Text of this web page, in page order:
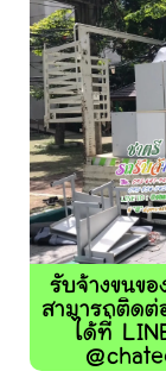
รับจ้างขนขอ
สามารถติดต่
ได้ที่